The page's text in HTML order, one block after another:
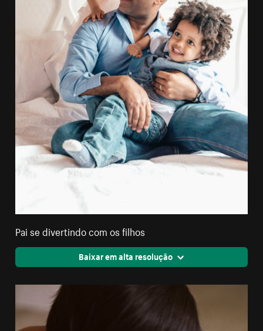
Pai se divertindo com os filhos
Baixar em alta resolução